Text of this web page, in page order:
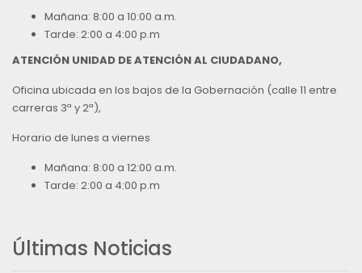
Mañana: 8:00 a 10:00 a.m.
Tarde: 2:00 a 4:00 p.m
ATENCIÓN UNIDAD DE ATENCIÓN AL CIUDADANO,
Oficina ubicada en los bajos de la Gobernación (calle 11 entre
carreras 3ª y 2ª),
Horario de lunes a viernes
Mañana: 8:00 a 12:00 a.m.
Tarde: 2:00 a 4:00 p.m
Últimas Noticias